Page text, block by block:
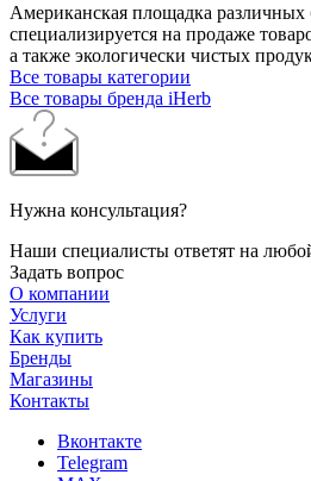
Американская площадка различных
специализируется на продаже
а также экологически чистых
Все товары категории
Все товары бренда iHerb
Нужна консультация?
Наши специалисты ответят на
Задать вопрос
О компании
Услуги
Как купить
Бренды
Магазины
Контакты
Вконтакте
Telegram